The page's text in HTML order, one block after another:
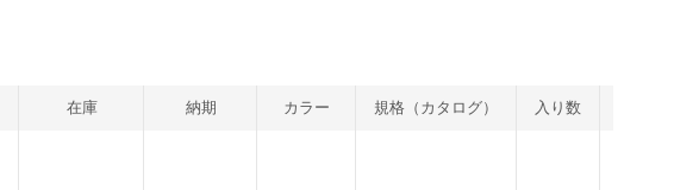
在庫 納期 カラー 規格（カタログ） 入り数